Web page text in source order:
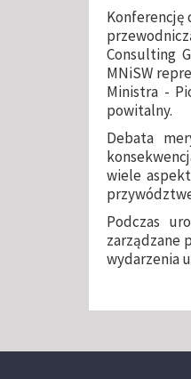
Konferencję
Consulting
MNiSW
Ministra -
powitalny.
Debata
wiele
Podczas
zarządzane
wydarzenia